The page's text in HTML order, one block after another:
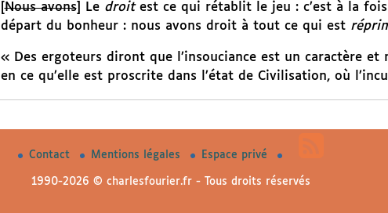
[Nous avons] Le droitest ce qui rétablit le jeu : c’est à la
départ du bonheur : nous avons droit à tout ce qui est
« Des ergoteurs diront que l’insouciance est un caractère
en ce qu’elle est proscrite dans l’état de Civilisation, où
Contact Mentions légales Espace privé
1990-2026 © charlesfourier.fr - Tous droits réservés